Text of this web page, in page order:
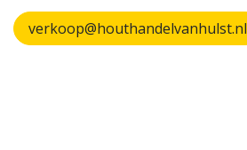
verkoop@houthandelvanhulst.nl